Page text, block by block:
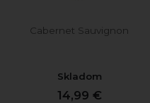
Cabernet Sauvignon
Skladom
14,99 €